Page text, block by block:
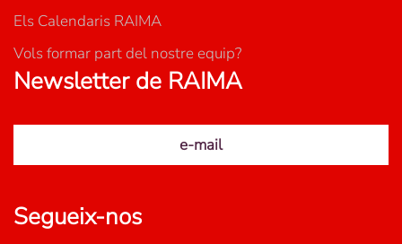
Els Calendaris RAIMA
Vols formar part del nostre equip?
Newsletter de RAIMA
e-mail
Segueix-nos